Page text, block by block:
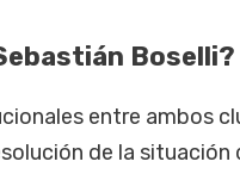
Boselli?
entre ambos
de la situación